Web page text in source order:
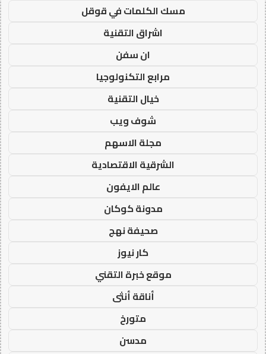
مسك الكلمات في قوقل
اشراق التقنية
ان سفن
مرابع التكنولوجيا
خيال التقنية
شوف ويب
مجلة الاسهم
الشرقية الاقتصادية
عالم الايفون
مدونة كوكان
صحيفة نهج
كار نيوز
موقع خبرة التقني
أناقة أنثى
متورخ
مدسن